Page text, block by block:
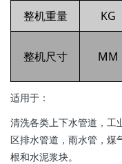
整机重量 KG
整机尺寸 MM
适用于：
清洗各类上下水管道，工
区排水管道，雨水管，煤
根和水泥浆块。